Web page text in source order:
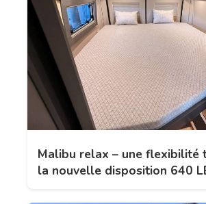
Malibu relax – une flexibilité
la nouvelle disposition 640